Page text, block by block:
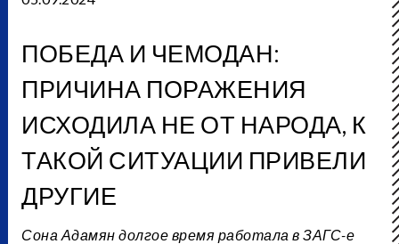
ПОБЕДА И ЧЕМОДАН:
ПРИЧИНА ПОРАЖЕНИЯ
ИСХОДИЛА НЕ ОТ НАРОДА, К
ТАКОЙ СИТУАЦИИ ПРИВЕЛИ
ДРУГИЕ
Сона Адамян долгое время работала в ЗАГС-е